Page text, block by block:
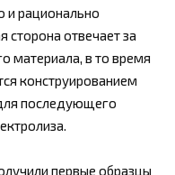
и рационально
сторона отвечает за
материала, в то время
конструированием
последующего
первые образцы